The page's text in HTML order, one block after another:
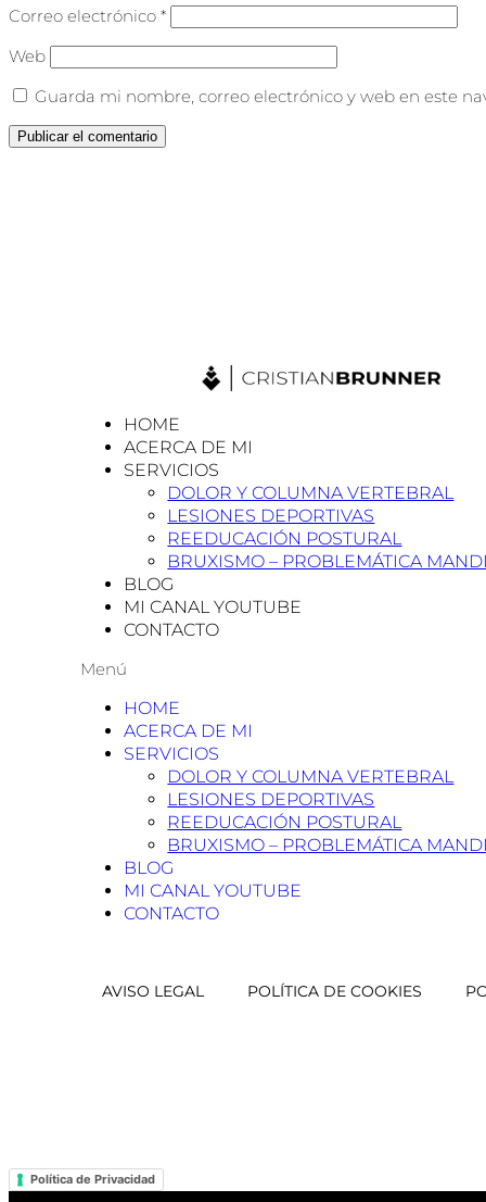
Correo electrónico *
Web
Guarda mi nombre, correo electrónico y web en este
HOME
ACERCA DE MI
SERVICIOS
DOLOR Y COLUMNA VERTEBRAL
LESIONES DEPORTIVAS
REEDUCACIÓN POSTURAL
BRUXISMO – PROBLEMÁTICA
BLOG
MI CANAL YOUTUBE
CONTACTO
Menú
HOME
ACERCA DE MI
SERVICIOS
DOLOR Y COLUMNA VERTEBRAL
LESIONES DEPORTIVAS
REEDUCACIÓN POSTURAL
BRUXISMO – PROBLEMÁTICA
BLOG
MI CANAL YOUTUBE
CONTACTO
AVISO LEGAL POLÍTICA DE COOKIES
Política de Privacidad